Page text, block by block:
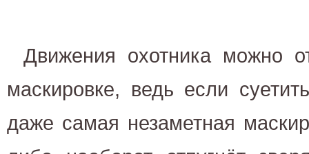
Движения охотника можно
маскировке, ведь если
даже самая незаметная